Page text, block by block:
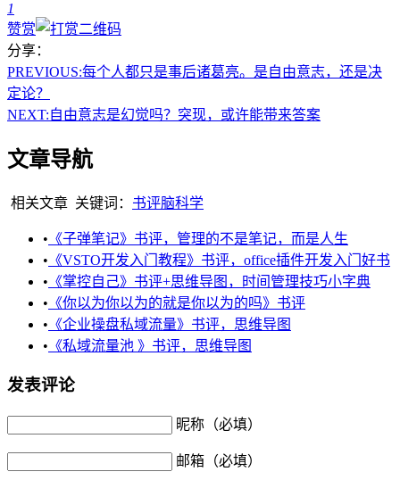
1
赞赏
分享：
PREVIOUS:每个人都只是事后诸葛亮。是自由意志，还是决
定论？
NEXT:自由意志是幻觉吗？突现，或许能带来答案
文章导航
相关文章 关键词： 书评脑科学
• 《子弹笔记》书评，管理的不是笔记，而是人生
• 《VSTO开发入门教程》书评，office插件开发入门好书
• 《掌控自己》书评+思维导图，时间管理技巧小字典
• 《你以为你以为的就是你以为的吗》书评
• 《企业操盘私域流量》书评，思维导图
• 《私域流量池 》书评，思维导图
发表评论
昵称（必填）
邮箱（必填）